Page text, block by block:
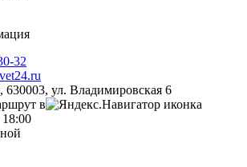
32
630003, ул. Владимировская 6
в